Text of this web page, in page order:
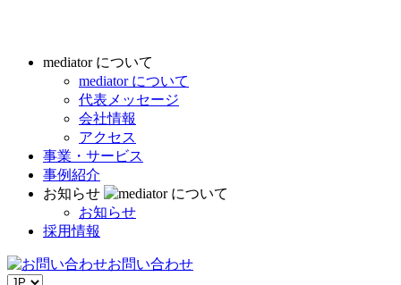
mediator について
mediator について
代表メッセージ
会社情報
アクセス
事業・サービス
事例紹介
お知らせ
お知らせ
採用情報
お問い合わせ